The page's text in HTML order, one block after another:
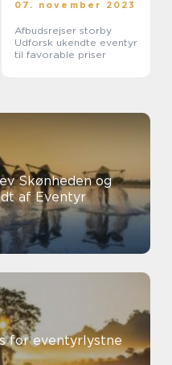
07. november 2023
Afbudsrejser storby
Udforsk ukendte eventyr
til favorable priser
Skønheden og
af Eventyr
for eventyrlystne